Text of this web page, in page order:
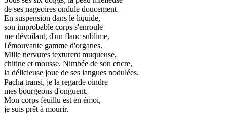
de ses nageoires ondule doucement.
En suspension dans le liquide,
son improbable corps s'enroule
me dévoilant, d'un flanc sublime,
l'émouvante gamme d'organes.
Mille nervures texturent muqueuse,
chitine et mousse. Nimbée de son encre,
la délicieuse joue de ses langues nodulées.
Pacha transi, je la regarde oindre
mes bourgeons d'onguent.
Mon corps feuillu est en émoi,
je suis prêt à mourir.